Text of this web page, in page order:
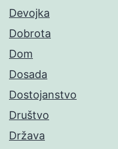
Devojka
Dobrota
Dom
Dosada
Dostojanstvo
Društvo
Država